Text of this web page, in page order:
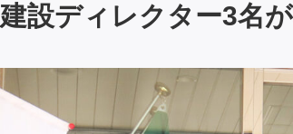
建設ディレクター3名